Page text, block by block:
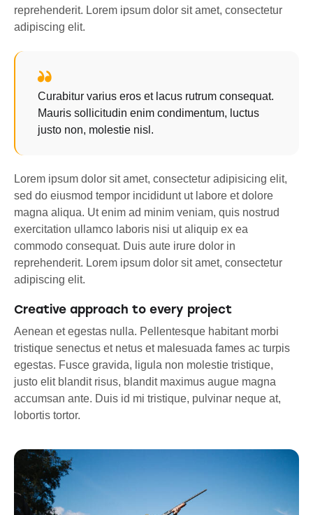
reprehenderit. Lorem ipsum dolor sit amet, consectetur
adipiscing elit.
Curabitur varius eros et lacus rutrum consequat.
Mauris sollicitudin enim condimentum, luctus
justo non, molestie nisl.
Lorem ipsum dolor sit amet, consectetur adipisicing elit,
sed do eiusmod tempor incididunt ut labore et dolore
magna aliqua. Ut enim ad minim veniam, quis nostrud
exercitation ullamco laboris nisi ut aliquip ex ea
commodo consequat. Duis aute irure dolor in
reprehenderit. Lorem ipsum dolor sit amet, consectetur
adipiscing elit.
Creative approach to every project
Aenean et egestas nulla. Pellentesque habitant morbi
tristique senectus et netus et malesuada fames ac turpis
egestas. Fusce gravida, ligula non molestie tristique,
justo elit blandit risus, blandit maximus augue magna
accumsan ante. Duis id mi tristique, pulvinar neque at,
lobortis tortor.